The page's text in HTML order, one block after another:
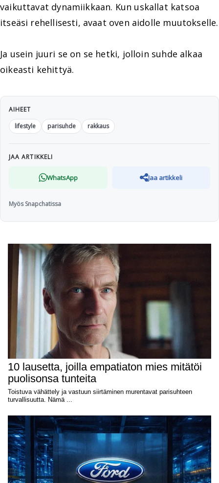
vaikuttavat dynamiikkaan. Kun uskallat katsoa
itseäsi rehellisesti, avaat oven aidolle muutokselle.
Ja usein juuri se on se hetki, jolloin suhde alkaa
oikeasti kehittyä.
AIHEET
lifestyle
parisuhde rakkaus
JAA ARTIKKELI
WhatsApp Jaa artikkeli
Myös Snapchatissa